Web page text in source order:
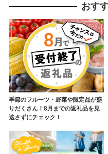
おす
季節のフルーツ・野菜や限定品が盛
りだくさん！8月までの返礼品を見
逃さずにチェック！